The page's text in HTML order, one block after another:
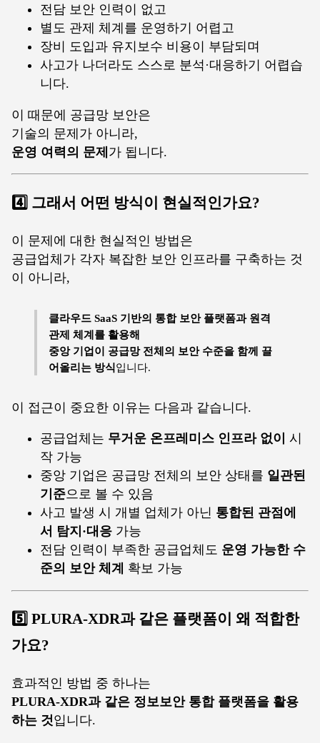
전담 보안 인력이 없고
별도 관제 체계를 운영하기 어렵고
장비 도입과 유지보수 비용이 부담되며
사고가 나더라도 스스로 분석·대응하기 어렵습
니다.
이 때문에 공급망 보안은
기술의 문제가 아니라,
운영 여력의 문제 가 됩니다.
4️⃣ 그래서 어떤 방식이 현실적인가요?
이 문제에 대한 현실적인 방법은
공급업체가 각자 복잡한 보안 인프라를 구축하는 것
이 아니라,
클라우드 SaaS 기반의 통합 보안 플랫폼과 원격
관제 체계를 활용해
중앙 기업이 공급망 전체의 보안 수준을 함께 끌
어올리는 방식입니다.
이 접근이 중요한 이유는 다음과 같습니다.
공급업체는 무거운 온프레미스 인프라 없이 시
작 가능
중앙 기업은 공급망 전체의 보안 상태를 일관된
기준으로 볼 수 있음
사고 발생 시 개별 업체가 아닌 통합된 관점에
서 탐지·대응 가능
전담 인력이 부족한 공급업체도 운영 가능한 수
준의 보안 체계
확보 가능
5️⃣ PLURA-XDR과 같은 플랫폼이 왜 적합한
가요?
효과적인 방법 중 하나는
PLURA-XDR과 같은 정보보안 통합 플랫폼을 활용
하는 것입니다.